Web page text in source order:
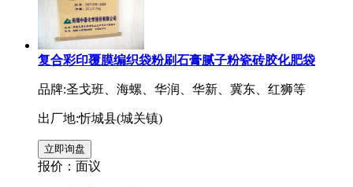
复合彩印覆膜编织袋粉刷石膏腻子粉瓷砖胶化肥袋
品牌:圣戈班、海螺、华润、华新、冀东、红狮等
出厂地:忻城县(城关镇)
报价： 面议